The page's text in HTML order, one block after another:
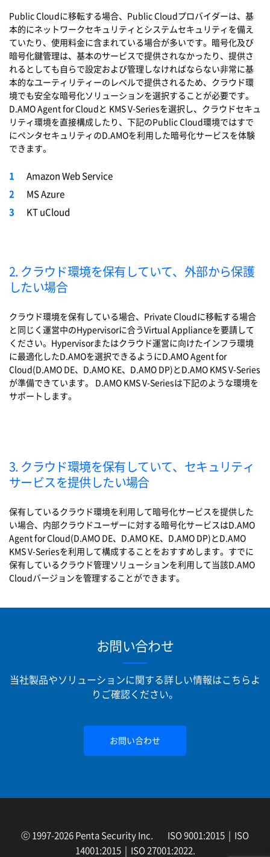
Public Cloudに移転する場合、Public Cloudプロバイダーは、基
本的にネットワークセキュリティとシステムセキュリティを備え
ていたり、使用料金に含まれている場合が多いです。暗号化及び
暗号化鍵管理は、基本のサービスで提供されなかったり、提供さ
れるとしても自らで設定および管理しなければならない非常に基
本的なユーティリティーのレベルで提供されるため、クラウド環
境でも安全な暗号化ソリューションを選択することが必要です。
D.AMO Agent for Cloudと KMS V-Seriesを選択し、クラウドセキュ
リティ環境を直接構成したり、下記のPublic Cloud環境ではすで
にペンタセキュリティのD.AMOを利用した暗号化サービスを体験
できます。
Amazon Web Service
MS Azure
KT uCloud
2. クラウド環境を保有していて、外部から保護
したい場合
クラウド環境を保有している場合、Private Cloudに移転する場合
と同じく運営中のHypervisorに合うVirtual Applianceを要請して
ください。Hypervisorまたはクラウド運営に向けたインフラ環境
に最適化したD.AMOを選択できるようにD.AMO Agent for
Cloud(D.AMO DE、D.AMO KE、D.AMO DP)とD.AMO KMS V-Series
が準備できています。 D.AMO KMS V-Seriesは下記のような環境を
サポートします。
3. クラウド環境を保有していて、セキュリティ
サービスを提供したい場合
保有しているクラウド環境を利用して暗号化サービスを提供した
い場合、内部クラウドユーザーに対する暗号化サービスはD.AMO
Agent for Cloud(D.AMO DE、D.AMO KE、D.AMO DP)とD.AMO
KMS V-Seriesを利用して構成することをおすすめします。すでに
保有しているクラウド管理ソリューションを利用して当該D.AMO
Cloudバージョンを管理することができます。
お問い合わせ
当社製品やソリューションに関する詳しい情報はこちらよ
りご確認ください。
お問い合わせ
ⓒ 1997-2026 Penta Security Inc. ISO 9001:2015 | ISO
14001:2015 | ISO 27001:2022.